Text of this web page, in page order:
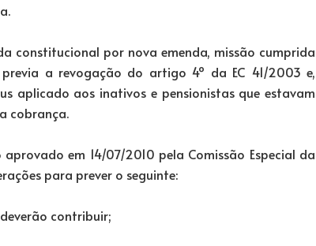
constitucional por nova emenda, missão cumprida
a revogação do artigo 4º da EC 41/2003 e,
aplicado aos inativos e pensionistas que estavam
cobrança.
em 14/07/2010 pela Comissão Especial da
para prever o seguinte:
contribuir;